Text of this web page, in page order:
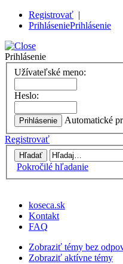
Registrovať |
PrihláseniePrihlásenie
Prihlásenie
Užívateľské meno:
Heslo:
Automatické
Registrovať
Pokročilé hľadanie
koseca.sk
Kontakt
FAQ
Zobraziť témy bez
Zobraziť aktívne témy